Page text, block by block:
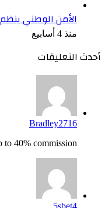
الأمن الوطني
منذ 4 أسابيع
أحدث التعليقات
Bradley2716
40% commission!...
5sbet4